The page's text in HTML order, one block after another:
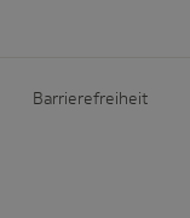
Barrierefreiheit